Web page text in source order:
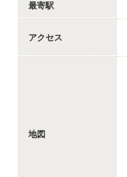
最寄駅
アクセス
地図